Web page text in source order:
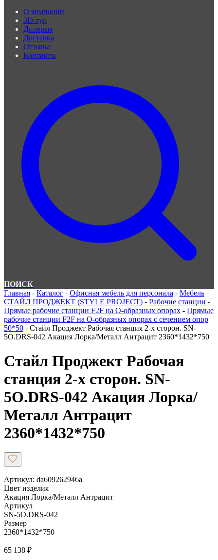
О компании
3D-тур
Дилерам
Доставка
Отзывы
Контакты
ПОИСК
Главная - Каталог - Офисная мебель для персонала - Мебель
СТАЙЛ ПРОДЖЕКТ (STYLE PROJECT) - Рабочие станции -
Прямые рабочие станции F2F на О-образных опорах - Прямые
рабочие станции F2F на О-образных опорах с сечением опор
50*50 - Стайл Проджект Рабочая станция 2-х сторон. SN-
5O.DRS-042 Акация Лорка/Металл Антрацит 2360*1432*750
Стайл Проджект Рабочая
станция 2-х сторон. SN-
5O.DRS-042 Акация Лорка/
Металл Антрацит
2360*1432*750
Артикул: da609262946a
Цвет изделия
Акация Лорка/Металл Антрацит
Артикул
SN-5O.DRS-042
Размер
2360*1432*750
65 138 ₽